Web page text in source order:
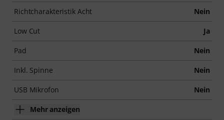
Richtcharakteristik Acht Nein
Low Cut Ja
Pad Nein
Inkl. Spinne Nein
USB Mikrofon Nein
Mehr anzeigen